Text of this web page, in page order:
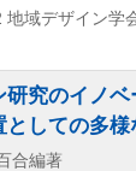
地域デザイン学
研究のイノ
としての多
合編著